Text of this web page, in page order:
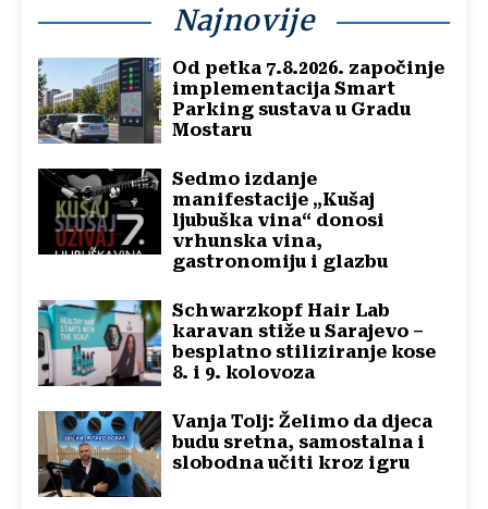
Najnovije
Od petka 7.8.2026. započinje
implementacija Smart
Parking sustava u Gradu
Mostaru
Sedmo izdanje
manifestacije „Kušaj
ljubuška vina“ donosi
vrhunska vina,
gastronomiju i glazbu
Schwarzkopf Hair Lab
karavan stiže u Sarajevo –
besplatno stiliziranje kose
8. i 9. kolovoza
Vanja Tolj: Želimo da djeca
budu sretna, samostalna i
slobodna učiti kroz igru